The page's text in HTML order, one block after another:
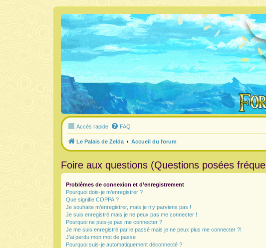
Accès rapide FAQ
Le Palais de Zelda Accueil du forum
Foire aux questions (Questions posées
Problèmes de connexion et d’enregistrement
Pourquoi dois-je m’enregistrer ?
Que signifie COPPA ?
Je souhaite m’enregistrer, mais je n’y parviens pas !
Je suis enregistré mais je ne peux pas me connecter !
Pourquoi ne puis-je pas me connecter ?
Je me suis enregistré par le passé mais je ne peux plus me connecter ?!
J’ai perdu mon mot de passe !
Pourquoi suis-je automatiquement déconnecté ?